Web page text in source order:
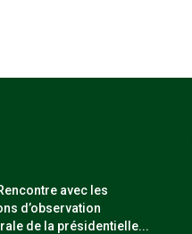
avec les
d’observation
de la présidentielle...